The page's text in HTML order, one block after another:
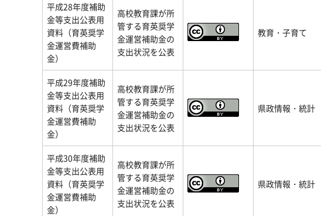
平成28年度補助
金等支出公表用
資料（育英奨学
金運営費補助
金）
高校教育課が所
管する育英奨学
金運営補助金の
支出状況を公表
教育・子育て
平成29年度補助
金等支出公表用
資料（育英奨学
金運営費補助
金）
高校教育課が所
管する育英奨学
金運営補助金の
支出状況を公表
県政情報・統計
平成30年度補助
金等支出公表用
資料（育英奨学
金運営費補助
金）
高校教育課が所
管する育英奨学
金運営補助金の
支出状況を公表
県政情報・統計